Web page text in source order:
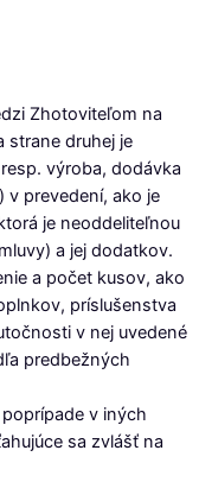
Zhotoviteľom na
strane druhej je
výroba, dodávka
v prevedení, ako je
je neoddeliteľnou
a jej dodatkov.
a počet kusov, ako
príslušenstva
v nej uvedené
predbežných
v iných
sa zvlášť na